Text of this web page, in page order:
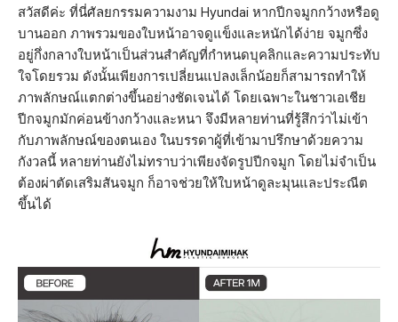
สวัสดีค่ะ ที่นี่ศัลยกรรมความงาม Hyundai หากปีกจมูกกว้างหรือดู
บานออก ภาพรวมของใบหน้าอาจดูแข็งและหนักได้ง่าย จมูกซึ่ง
อยู่กึ่งกลางใบหน้าเป็นส่วนสำคัญที่กำหนดบุคลิกและความประทับ
ใจโดยรวม ดังนั้นเพียงการเปลี่ยนแปลงเล็กน้อยก็สามารถทำให้
ภาพลักษณ์แตกต่างขึ้นอย่างชัดเจนได้ โดยเฉพาะในชาวเอเชีย
ปีกจมูกมักค่อนข้างกว้างและหนา จึงมีหลายท่านที่รู้สึกว่าไม่เข้า
กับภาพลักษณ์ของตนเอง ในบรรดาผู้ที่เข้ามาปรึกษาด้วยความ
กังวลนี้ หลายท่านยังไม่ทราบว่าเพียงจัดรูปปีกจมูก โดยไม่จำเป็น
ต้องผ่าตัดเสริมสันจมูก ก็อาจช่วยให้ใบหน้าดูละมุนและประณีต
ขึ้นได้